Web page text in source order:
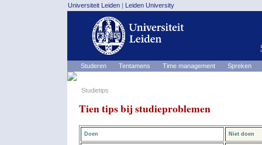
Universiteit Leiden | Leiden University
Studeren Tentamens Time management Spreken
Studietips
Tien tips bij studieproblemen
Doen Niet doen